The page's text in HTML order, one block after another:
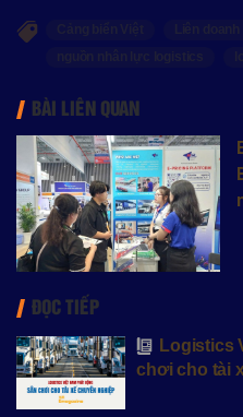
BÀI LIÊN QUAN
ĐỌC TIẾP
Logistics
chơi cho tài